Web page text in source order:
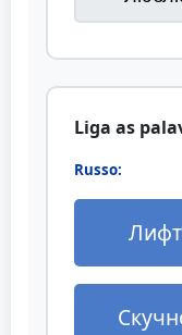
Liga as
Russo:
Лифт